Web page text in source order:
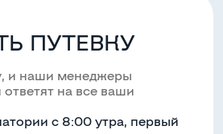
ПУТЕВКУ
и наши менеджеры
на все ваши
с 8:00 утра, первый